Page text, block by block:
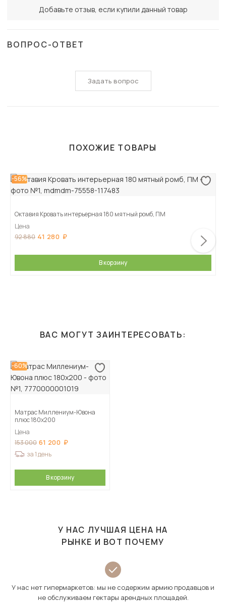
Добавьте отзыв, если купили данный товар
ВОПРОС-ОТВЕТ
Задать вопрос
ПОХОЖИЕ ТОВАРЫ
-56%
Октавия Кровать интерьерная 180 мятный ромб, ПМ
Цена
92 880 41 280
В корзину
ВАС МОГУТ ЗАИНТЕРЕСОВАТЬ:
-60%
Матрас Миллениум-Ювона
плюс 180х200
Цена
153 000 61 200
за 1 день
В корзину
У НАС ЛУЧШАЯ ЦЕНА НА
РЫНКЕ И ВОТ ПОЧЕМУ
У нас нет гипермаркетов: мы не содержим армию продавцов и
не обслуживаем гектары арендных площадей.